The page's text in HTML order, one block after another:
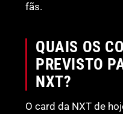
fãs.
QUAIS OS
PREVISTO
NXT?
O card da NXT de